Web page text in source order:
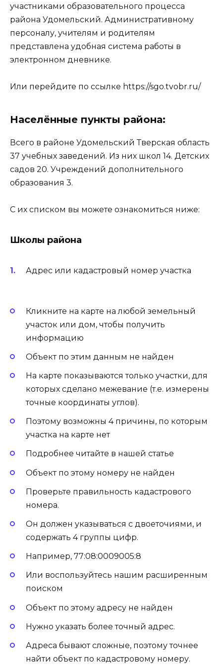
участниками образовательного процесса
района Удомельский. Административному
персоналу, учителям и родителям
представлена удобная система работы в
электронном дневнике.
Или перейдите по ссылке https://sgo.tvobr.ru/
Населённые пункты района:
Всего в районе Удомельский Тверская область
37 учебных заведений. Из них школ 14. Детских
садов 20. Учреждений дополнительного
образования 3.
С их списком вы можете ознакомиться ниже:
Школы района
Адрес или кадастровый номер участка
Кликните на карте на любой земельный
участок или дом, чтобы получить
информацию
Объект по этим данным не найден
На карте показываются только участки, для
которых сделано межевание (т.е. измерены
точные координаты углов).
Поэтому возможны 4 причины, по которым
участка на карте нет
Подробнее читайте в нашей статье
Объект по этому номеру не найден
Проверьте правильность кадастрового
номера.
Он должен указываться с двоеточиями, и
содержать 4 группы цифр.
Например, 77:08:0009005:8
Или воспользуйтесь нашим расширенным
поиском
Объект по этому адресу не найден
Нужно указать более точный адрес.
Адреса бывают сложные, поэтому точнее
найти объект по кадастровому номеру.